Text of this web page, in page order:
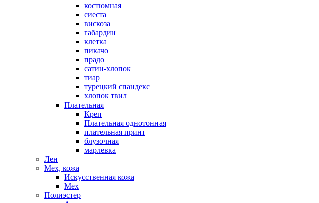
костюмная
сиеста
вискоза
габардин
клетка
пикачо
прадо
сатин-хлопок
тиар
турецкий спандекс
хлопок твил
Плательная
Креп
Плательная однотонная
плательная принт
блузочная
марлевка
Лен
Мех, кожа
Искусственная кожа
Мех
Полиэстер